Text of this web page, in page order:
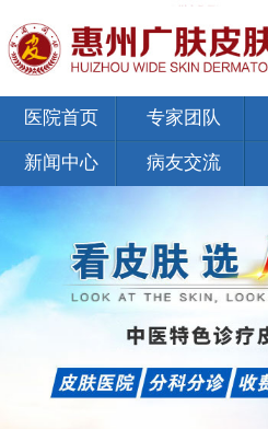
医院首页 专家团队
新闻中心 病友交流